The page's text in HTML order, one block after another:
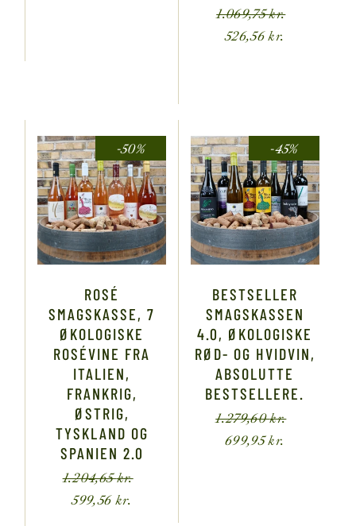
1.069,75kr.
526,56kr.
-50%
ROSÉ
SMAGSKASSE, 7
ØKOLOGISKE
ROSÉVINE FRA
ITALIEN,
FRANKRIG,
ØSTRIG,
TYSKLAND OG
SPANIEN 2.0
1.204,65kr.
599,56kr.
-45%
BESTSELLER
SMAGSKASSEN
4.0, ØKOLOGISKE
RØD- OG HVIDVIN,
ABSOLUTTE
BESTSELLERE.
1.279,60kr.
699,95kr.